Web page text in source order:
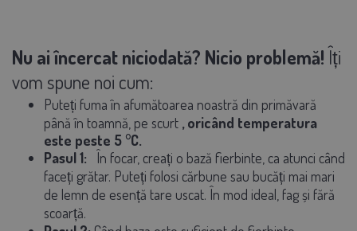
Nu ai încercat niciodată? Nicio problemă! Îți
vom spune noi cum:
Puteți fuma în afumătoarea noastră din primăvară
până în toamnă, pe scurt , oricând temperatura
este peste 5 °C.
Pasul 1:
În focar, creați o bază fierbinte, ca atunci când
faceți grătar. Puteți folosi cărbune sau bucăți mai mari
de lemn de esență tare uscat. În mod ideal, fag și fără
scoarță.